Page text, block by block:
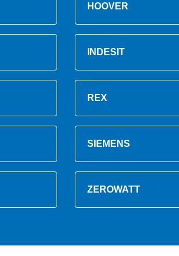
HOOVER
INDESIT
REX
SIEMENS
ZEROWATT